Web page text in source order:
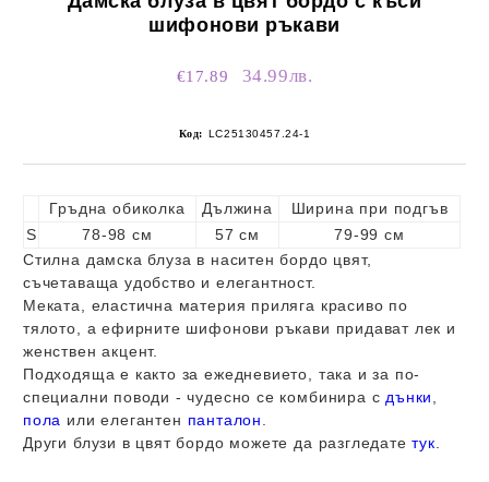
шифонови ръкави
€17.89 34.99лв.
Код: LC25130457.24-1
Гръдна обиколка Дължина
Ширина при подгъв
S
78-98 см 57 см
79-99 см
Стилна дамска блуза в наситен бордо цвят,
съчетаваща удобство и елегантност.
Меката, еластична материя приляга красиво по
тялото, а ефирните шифонови ръкави придават лек и
женствен акцент.
Подходяща е както за ежедневието, така и за по-
специални поводи - чудесно се комбинира с дънки
пола или елегантен панталон
Други блузи в цвят бордо можете да разгледатетук